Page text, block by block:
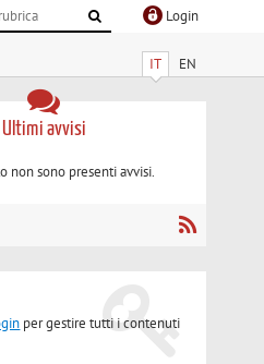
Login
IT EN
Ultimi avvisi
non sono presenti avvisi.
per gestire tutti i contenuti